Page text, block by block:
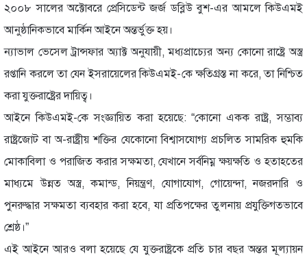
২০০৮ সালের অক্টোবরে প্রেসিডেন্ট জর্জ ডব্লিউ বুশ-এর আমলে কিউএমই
আনুষ্ঠানিকভাবে মার্কিন আইনে অন্তর্ভুক্ত হয়।
ন্যাভাল ভেসেল ট্রান্সফার অ্যাক্ট অনুযায়ী, মধ্যপ্রাচ্যের অন্য কোনো রাষ্ট্রে অস্ত্র
রপ্তানি করলে তা যেন ইসরায়েলের কিউএমই-কে ক্ষতিগ্রস্ত না করে, তা নিশ্চিত
করা যুক্তরাষ্ট্রের দায়িত্ব।
আইনে কিউএমই-কে সংজ্ঞায়িত করা হয়েছে: “কোনো একক রাষ্ট্র, সম্ভাব্য
রাষ্ট্রজোট বা অ-রাষ্ট্রীয় শক্তির যেকোনো বিশ্বাসযোগ্য প্রচলিত সামরিক হুমকি
মোকাবিলা ও পরাজিত করার সক্ষমতা, যেখানে সর্বনিম্ন ক্ষয়ক্ষতি ও হতাহতের
মাধ্যমে উন্নত অস্ত্র, কমান্ড, নিয়ন্ত্রণ, যোগাযোগ, গোয়েন্দা, নজরদারি ও
পুনরুদ্ধার সক্ষমতা ব্যবহার করা হবে, যা প্রতিপক্ষের তুলনায় প্রযুক্তিগতভাবে
শ্রেষ্ঠ।”
এই আইনে আরও বলা হয়েছে যে যুক্তরাষ্ট্রকে প্রতি চার বছর অন্তর মূল্যায়ন